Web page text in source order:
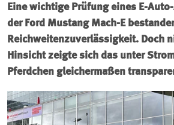
Eine wichtige Prüfung eines E-
der Ford Mustang Mach-E
Reichweitenzuverlässigkeit. Doch
Hinsicht zeigte sich das unter
Pferdchen gleichermaßen